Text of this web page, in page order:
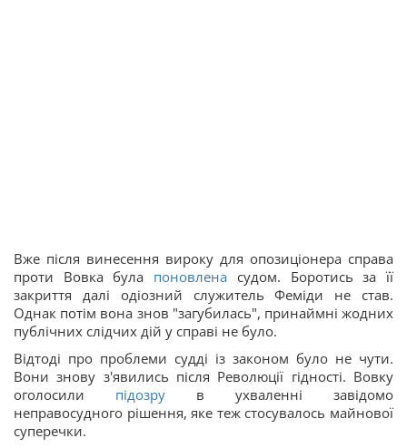
Вже після винесення вироку для опозиціонера справа
проти Вовка була поновлена судом. Боротись за її
закриття далі одіозний служитель Феміди не став.
Однак потім вона знов "загубилась", принаймні жодних
публічних слідчих дій у справі не було.
Відтоді про проблеми судді із законом було не чути.
Вони знову з'явились після Революції гідності. Вовку
оголосили підозру в ухваленні завідомо
неправосудного рішення, яке теж стосувалось майнової
суперечки.